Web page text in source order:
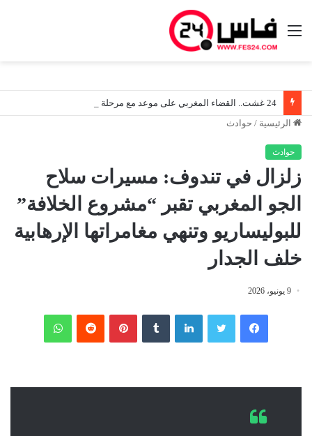
القائمة
الرئيسية / حوادث
حوادث
زلزال في تندوف: مسيرات سلاح
الجو المغربي تقبر “مشروع الخلافة”
للبوليساريو وتنهي مغامراتها الإرهابية
خلف الجدار
9 يونيو، 2026
فيسبوك لينكدإن بينتيريست